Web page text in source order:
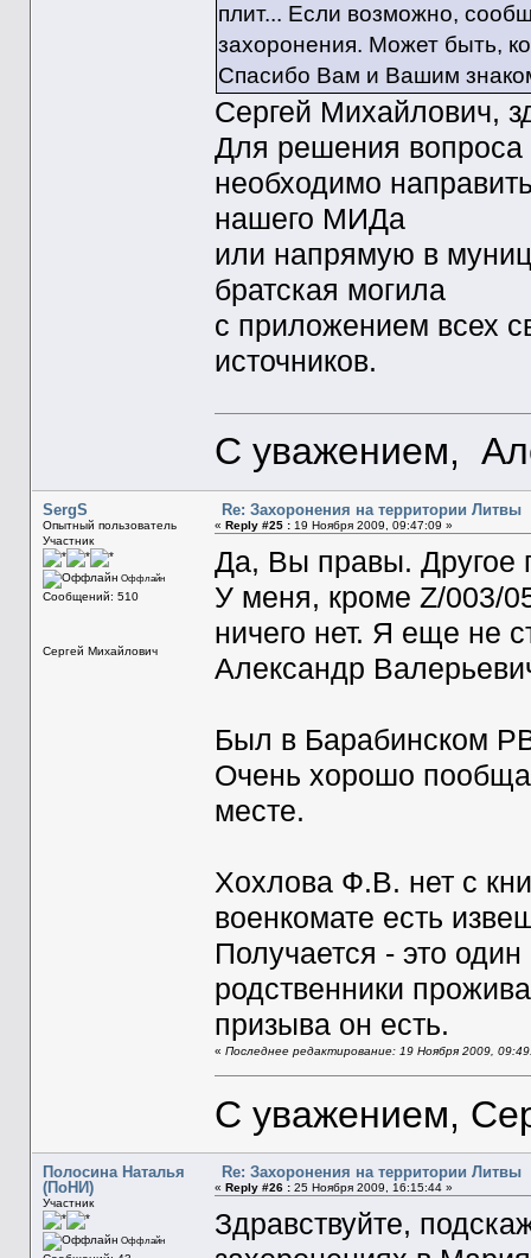
плит... Если возможно,
захоронения. Может быть,
Спасибо Вам и Вашим
Сергей Михайлович,
Для решения вопроса
необходимо
нашего МИДа
или напрямую в
братская могила
с приложением всех
источников.
С уважением,
SergS
Опытный пользователь
Участник
Оффлайн
Сообщений: 510
Сергей Михайлович
Re: Захоронения на территории Литвы
« Reply #25 :19 Ноября 2009, 09:47:09 »
Да, Вы правы. Другое
У меня, кроме Z/003/
ничего нет. Я еще не
Александр
Был в Барабинском
Очень хорошо
месте.
Хохлова Ф.В. нет с
военкомате есть
Получается - это
родственники
призыва он есть.
« Последнее редактирование: 19 Ноября 2009,
С уважением,
Полосина Наталья
(ПоНИ)
Участник
Оффлайн
Re: Захоронения на территории Литвы
« Reply #26 :25 Ноября 2009, 16:15:44 »
Здравствуйте,